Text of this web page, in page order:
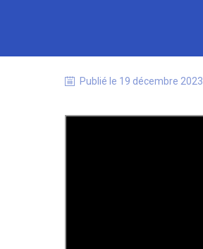
Publié le 19 décembre 2023